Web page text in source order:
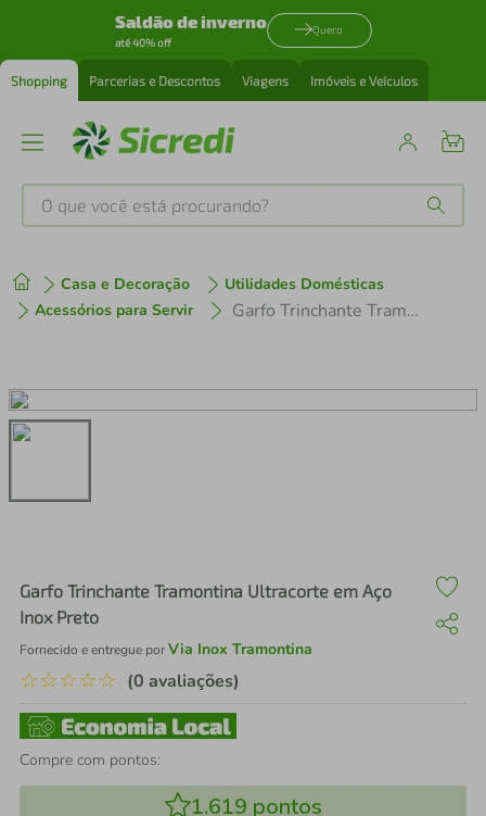
Saldão de inverno
até 40% off
Quero
Shopping Parcerias e Descontos Viagens Imóveis e Veículos
O que você está procurando?
Casa e Decoração
Utilidades Domésticas
Acessórios para Servir
Garfo Trinchante Tramontina Ultracorte em Aço Inox Preto
Garfo Trinchante Tramontina Ultracorte em Aço
Inox Preto
Fornecido e entregue porVia Inox Tramontina
☆☆☆☆☆ (0 avaliações)
Compre com pontos:
1.619 pontos
1º tenis
3º